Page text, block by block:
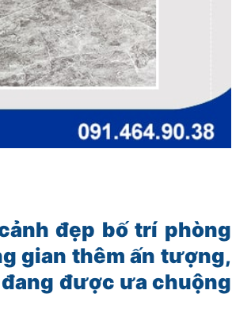
đẹp bố trí phòng
gian thêm ấn tượng,
được ưa chuộng